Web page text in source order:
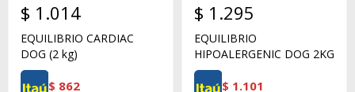
$ 1.014
EQUILIBRIO CARDIAC
DOG (2 kg)
$ 862
$ 1.295
EQUILIBRIO
HIPOALERGENIC DOG 2KG
$ 1.101